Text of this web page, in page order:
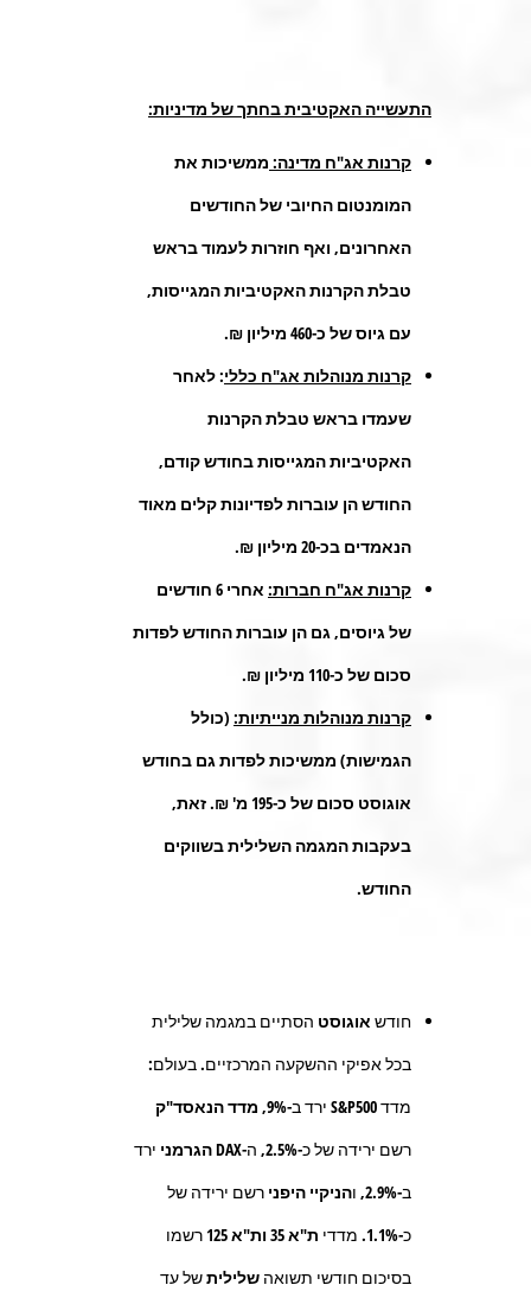
התעשייה האקטיבית בחתך של מדיניות:
קרנות אג"ח מדינה: ממשיכות את
המומנטום החיובי של החודשים
האחרונים, ואף חוזרות לעמוד בראש
טבלת הקרנות האקטיביות המגייסות,
עם גיוס של כ-460 מיליון ₪.
קרנות מנוהלות אג"ח כללי: לאחר
שעמדו בראש טבלת הקרנות
האקטיביות המגייסות בחודש קודם,
החודש הן עוברות לפדיונות קלים מאוד
הנאמדים בכ-20 מיליון ₪.
קרנות אג"ח חברות:
אחרי 6 חודשים
של גיוסים, גם הן עוברות החודש לפדות
סכום של כ-110 מיליון ₪.
קרנות מנוהלות מנייתיות: (כולל
הגמישות) ממשיכות לפדות גם בחודש
אוגוסט סכום של כ-195 מ' ₪. זאת,
בעקבות המגמה השלילית בשווקים
החודש.
חודש אוגוסט הסתיים במגמה שלילית
בכל אפיקי ההשקעה המרכזיים. בעולם:
מדדS&P500 ירד ב-9%
, מדד הנאסד"ק
רשם ירידה של כ-2.5%, ה-DAXהגרמני ירד
ב-2.9%, והניקיי היפני רשם ירידה של
כ-1.1%. מדדי ת"א 35 ות"א 125
רשמו
בסיכום חודשי תשואה שליליתשל עד